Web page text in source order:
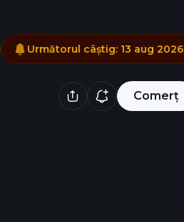
Comerț
Următorul câștig: 13 aug 2026